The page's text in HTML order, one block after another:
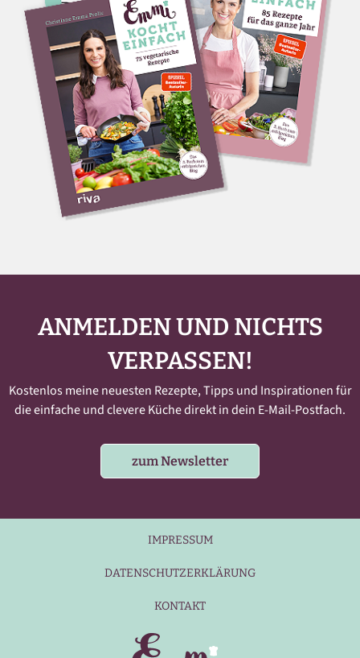
ANMELDEN UND NICHTS
VERPASSEN!
Kostenlos meine neuesten Rezepte, Tipps und Inspirationen für
die einfache und clevere Küche direkt in dein E-Mail-Postfach.
zum Newsletter
IMPRESSUM
DATENSCHUTZERKLÄRUNG
KONTAKT